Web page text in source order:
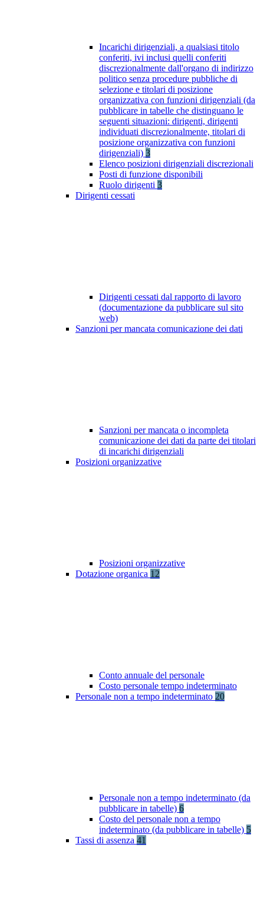
Incarichi dirigenziali, a qualsiasi titolo
conferiti, ivi inclusi quelli conferiti
discrezionalmente dall'organo di indirizzo
politico senza procedure pubbliche di
selezione e titolari di posizione
organizzativa con funzioni dirigenziali (da
pubblicare in tabelle che distinguano le
seguenti situazioni: dirigenti, dirigenti
individuati discrezionalmente, titolari di
posizione organizzativa con funzioni
dirigenziali) 3
Elenco posizioni dirigenziali discrezionali
Posti di funzione disponibili
Ruolo dirigenti 3
Dirigenti cessati
Dirigenti cessati dal rapporto di lavoro
(documentazione da pubblicare sul sito
web)
Sanzioni per mancata comunicazione dei dati
Sanzioni per mancata o incompleta
comunicazione dei dati da parte dei titolari
di incarichi dirigenziali
Posizioni organizzative
Posizioni organizzative
Dotazione organica 12
Conto annuale del personale
Costo personale tempo indeterminato
Personale non a tempo indeterminato 20
Personale non a tempo indeterminato (da
pubblicare in tabelle) 6
Costo del personale non a tempo
indeterminato (da pubblicare in tabelle) 5
Tassi di assenza 41